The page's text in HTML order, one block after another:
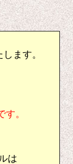
ます。
。
は